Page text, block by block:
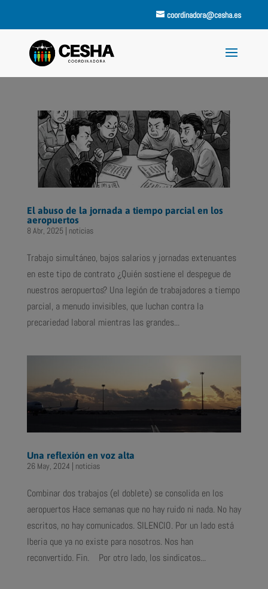
coordinadora@cesha.es
El abuso de la jornada a tiempo parcial en los
aeropuertos
8 Abr, 2025 | noticias
Trabajo simultáneo, bajos salarios y jornadas extenuantes
en este tipo de contrato ¿Quién sostiene el despegue de
nuestros aeropuertos? Una legión de trabajadores a tiempo
parcial, a menudo invisibles, que luchan contra la
precariedad laboral mientras las grandes...
Una reflexión en voz alta
26 May, 2024
noticias
Combinar dos trabajos (el doblete) se consolida en los
aeropuertos Hace semanas que no hay ruido ni nada. No hay
escritos, no hay comunicados. SILENCIO. Por un lado está
Iberia que ya no existe para nosotros. Nos han
reconvertido. Fin. Por otro lado, los sindicatos...